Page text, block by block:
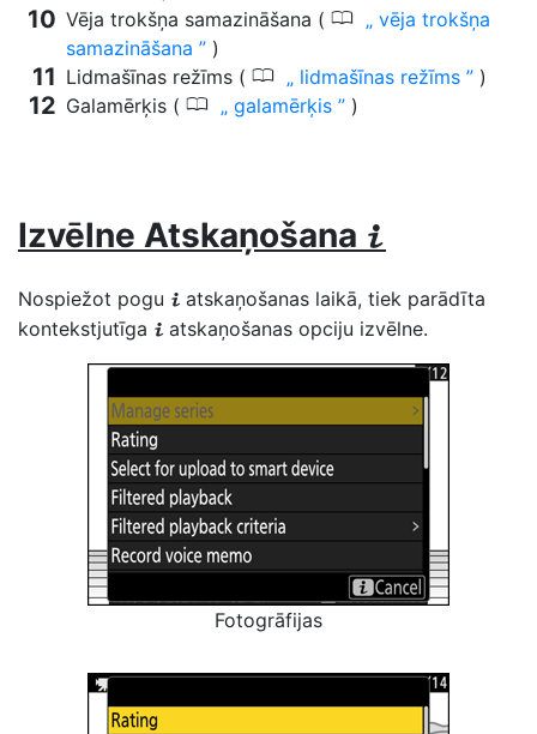
Vēja trokšņa samazināšana ( 0
vēja trokšņa
samazināšana
)
Lidmašīnas režīms ( 0 lidmašīnas režīms
)
Galamērķis ( 0 galamērķis )
Izvēlne Atskaņošana i
Nospiežot pogu i atskaņošanas laikā, tiek parādīta
kontekstjutīga i atskaņošanas opciju izvēlne.
Fotogrāfijas